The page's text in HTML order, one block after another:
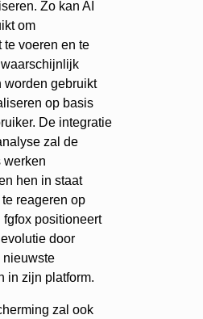
Zo kan AI
om
voeren en te
worden gebruikt
op basis
De integratie
zal de
werken
hen in staat
reageren op
positioneert
door
nieuwste
in zijn platform.
zal ook